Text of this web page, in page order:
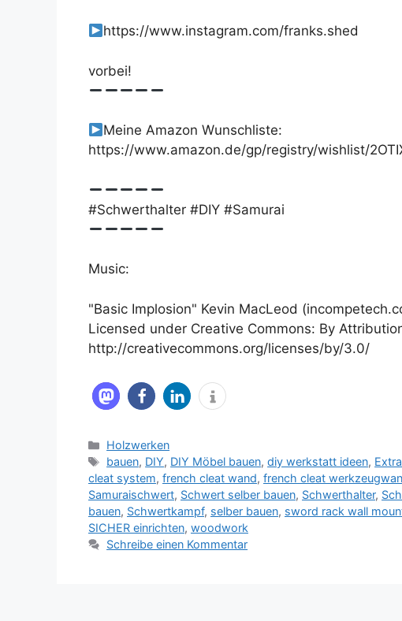
https://www.instagram.com/franks.shed
vorbei!
Meine Amazon Wunschliste:
https://www.amazon.de/gp/registry/wishlist/
#Schwerthalter #DIY #Samurai
Music:
"Basic Implosion" Kevin MacLeod
Licensed under Creative Commons: By
http://creativecommons.org/licenses/by/3.0/
Kategorien
Holzwerken
Schlagwörter
bauen, DIY, DIY Möbel bauen,diy werkstatt ideen,
cleat system, french cleat wand, french cleat
Samuraischwert, Schwert selber bauen, Schwerthalter,
bauen, Schwertkampf, selber bauen, sword rack wall
SICHER einrichten, woodwork
Schreibe einen Kommentar